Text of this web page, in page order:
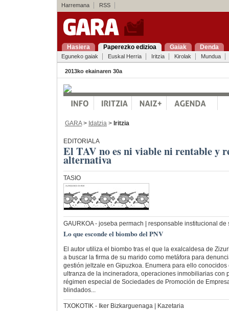
Harremana RSS
Hasiera Paperezko edizioa Gaiak Denda
Eguneko gaiak Euskal Herria Iritzia Kirolak Mundua
2013ko ekainaren 30a
GARA> Idatzia > Iritzia
EDITORIALA
El TAV no es ni viable ni rentable y
alternativa
TASIO
GAURKOA- joseba permach | responsable institucional de
Lo que esconde el biombo del PNV
El autor utiliza el biombo tras el que la exalcaldesa de
a buscar la firma de su marido como metáfora para
gestión jeltzale en Gipuzkoa. Enumera para ello
ultranza de la incineradora, operaciones inmobiliarias con
régimen especial de Sociedades de Promoción de
blindados...
TXOKOTIK- Iker Bizkarguenaga | Kazetaria